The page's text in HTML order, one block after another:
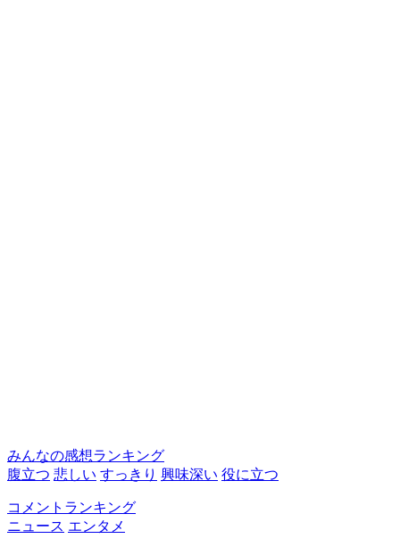
みんなの感想ランキング
腹立つ 悲しい すっきり 興味深い 役に立つ
コメントランキング
ニュース エンタメ